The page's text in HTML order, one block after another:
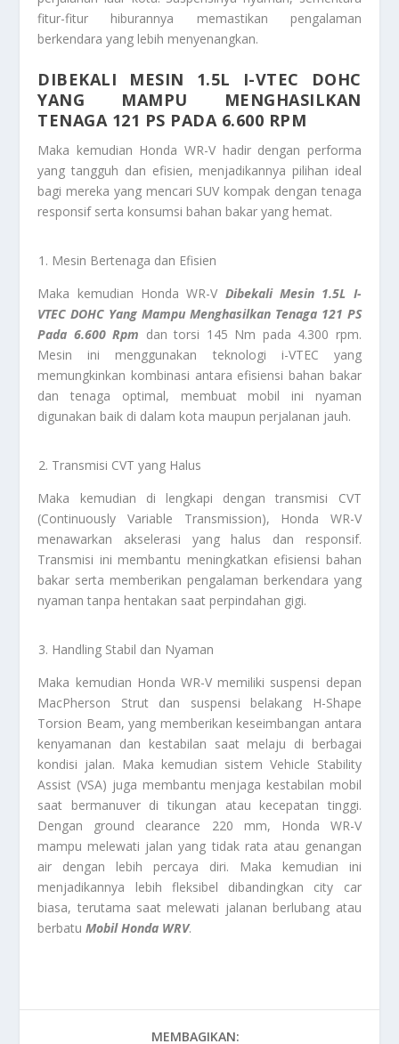
fitur-fitur hiburannya memastikan pengalaman
berkendara yang lebih menyenangkan.
DIBEKALI MESIN 1.5L I-VTEC DOHC
YANG MAMPU MENGHASILKAN
TENAGA 121 PS PADA 6.600 RPM
Maka kemudian Honda WR-V hadir dengan performa
yang tangguh dan efisien, menjadikannya pilihan ideal
bagi mereka yang mencari SUV kompak dengan tenaga
responsif serta konsumsi bahan bakar yang hemat.
Mesin Bertenaga dan Efisien
Maka kemudian Honda WR-V Dibekali Mesin 1.5L I-
VTEC DOHC Yang Mampu Menghasilkan Tenaga 121 PS
Pada 6.600 Rpm dan torsi 145 Nm pada 4.300 rpm.
Mesin ini menggunakan teknologi i-VTEC yang
memungkinkan kombinasi antara efisiensi bahan bakar
dan tenaga optimal, membuat mobil ini nyaman
digunakan baik di dalam kota maupun perjalanan jauh.
Transmisi CVT yang Halus
Maka kemudian di lengkapi dengan transmisi CVT
(Continuously Variable Transmission), Honda WR-V
menawarkan akselerasi yang halus dan responsif.
Transmisi ini membantu meningkatkan efisiensi bahan
bakar serta memberikan pengalaman berkendara yang
nyaman tanpa hentakan saat perpindahan gigi.
Handling Stabil dan Nyaman
Maka kemudian Honda WR-V memiliki suspensi depan
MacPherson Strut dan suspensi belakang H-Shape
Torsion Beam, yang memberikan keseimbangan antara
kenyamanan dan kestabilan saat melaju di berbagai
kondisi jalan. Maka kemudian sistem Vehicle Stability
Assist (VSA) juga membantu menjaga kestabilan mobil
saat bermanuver di tikungan atau kecepatan tinggi.
Dengan ground clearance 220 mm, Honda WR-V
mampu melewati jalan yang tidak rata atau genangan
air dengan lebih percaya diri. Maka kemudian ini
menjadikannya lebih fleksibel dibandingkan city car
biasa, terutama saat melewati jalanan berlubang atau
berbatu Mobil Honda WRV.
MEMBAGIKAN: